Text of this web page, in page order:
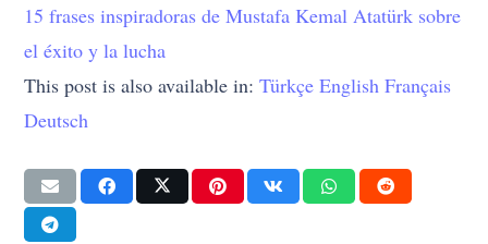
15 frases inspiradoras de Mustafa Kemal Atatürk sobre
el éxito y la lucha
This post is also available in:Türkçe English Français
Deutsch